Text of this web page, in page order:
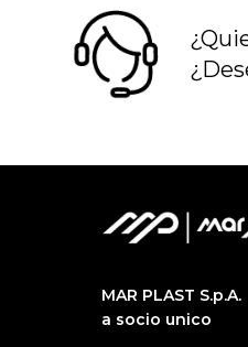
MAR PLAST S.p.A.
a socio unico